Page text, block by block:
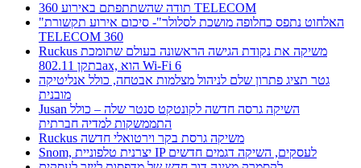
תודה שהשתתפתם באירוע 360 TELECOM
"האלחוט נתפס כחלופה מושכת לסלולר"- סיכום אירוע תקשורת
TELECOM 360
Ruckus משיקה את נקודת הגישה הראשונה בעולם שתומכת
בתקן 802.11ax, הוא Wi-Fi 6
גטר תציג פתרון שלם לניהול מצלמות אבטחה, כולל אנליטיקה
מובנית
Jusan השיקה גרסה חדשה לקונטקט סנטר שלה – כולל
התממשקות למדיה חברתית
Ruckus משיקה גרסת בקר וירטואלי חדשה
Snom, יצרנית טלפוניית IP לעסקים, השיקה דגמים חדשים